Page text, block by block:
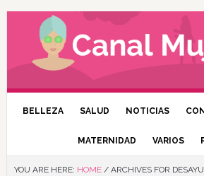
BELLEZA SALUD NOTICIAS
MATERNIDAD VARIOS
YOU ARE HERE: HOME /ARCHIVES FOR